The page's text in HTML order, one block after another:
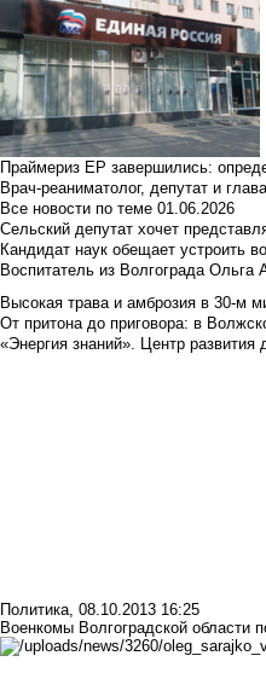
Праймериз ЕР завершились:
Врач-реаниматолог, депутат и
Все новости по теме 01.06.2026
Сельский депутат хочет
Кандидат наук обещает устроить
Воспитатель из Волгограда Ольга
Высокая трава и амброзия в 30‑м
От притона до приговора: в
«Энергия знаний». Центр развития
Политика, 08.10.2013 16:25
Военкомы Волгоградской области